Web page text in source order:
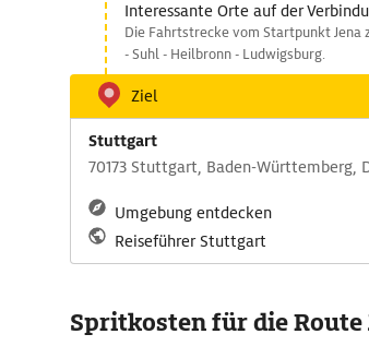
Interessante Orte auf der
Die Fahrtstrecke vom Startpunkt
- Suhl - Heilbronn - Ludwigsburg.
Ziel
Stuttgart
70173 Stuttgart, Baden-Württemberg,
Umgebung entdecken
Reiseführer Stuttgart
Spritkosten für die Route